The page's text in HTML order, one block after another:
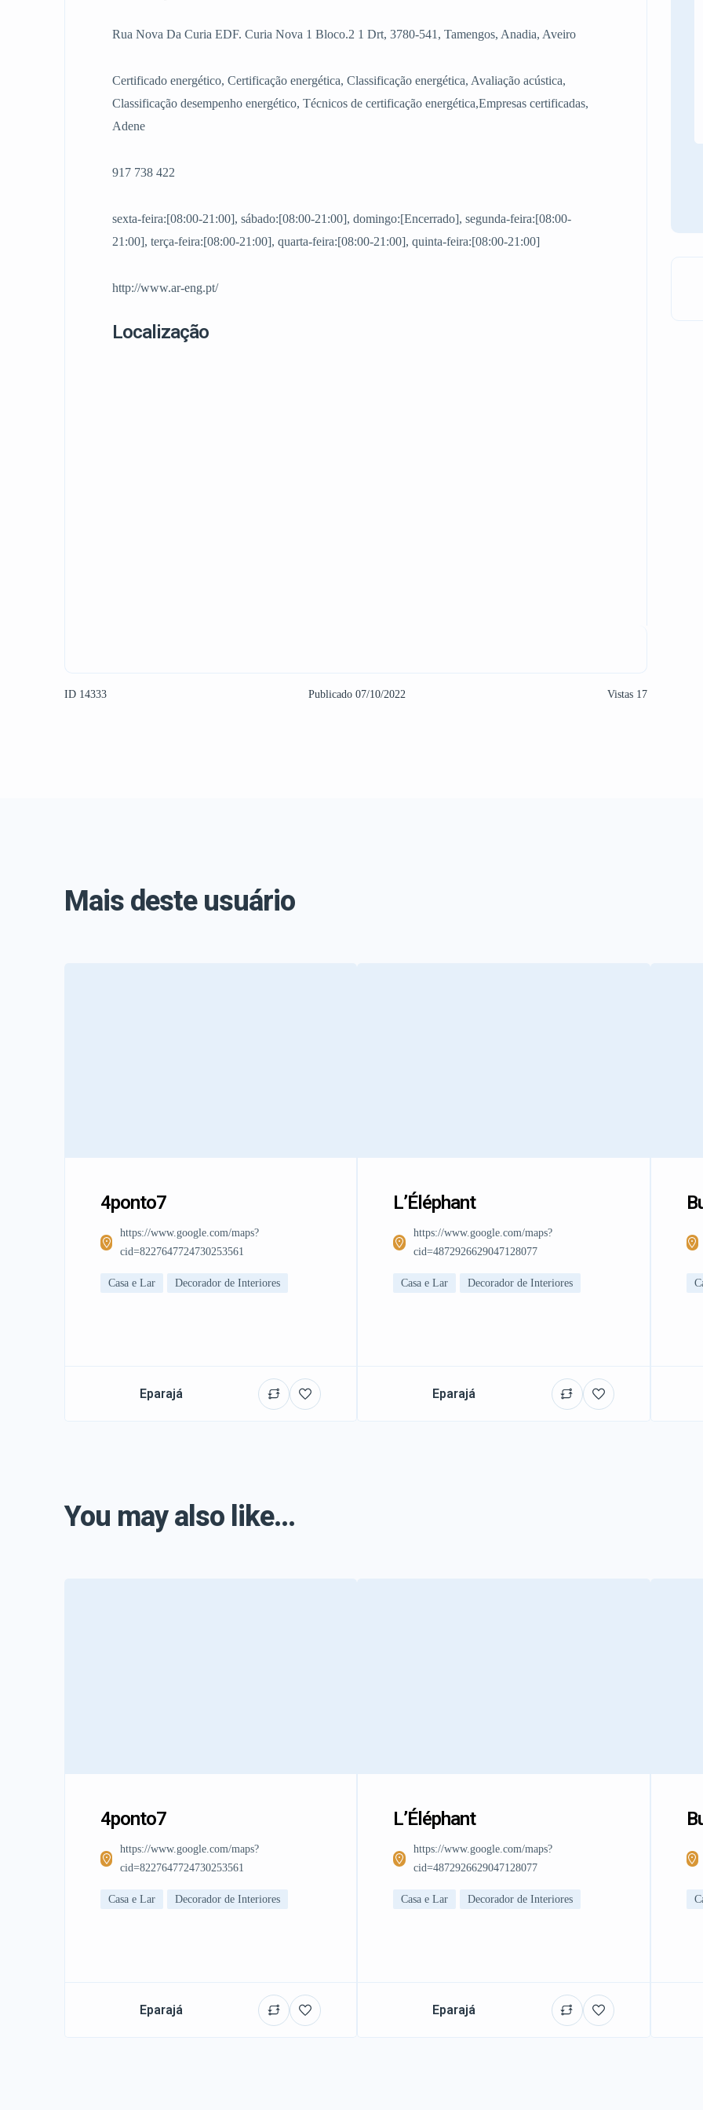
Rua Nova Da Curia EDF. Curia Nova 1 Bloco.2 1 Drt, 3780-541, Tamengos, Anadia, Aveiro
Certificado energético, Certificação energética, Classificação energética, Avaliação acústica,
Classificação desempenho energético, Técnicos de certificação energética,Empresas certificadas,
Adene
917 738 422
sexta-feira:[08:00-21:00], sábado:[08:00-21:00], domingo:[Encerrado], segunda-feira:[08:00-
21:00], terça-feira:[08:00-21:00], quarta-feira:[08:00-21:00], quinta-feira:[08:00-21:00]
http://www.ar-eng.pt/
Localização
ID 14333 Publicado 07/10/2022 Vistas 17
Mais deste usuário
4ponto7
https://www.google.com/maps?
cid=8227647724730253561
Casa e Lar Decorador de Interiores
Eparajá
L’Éléphant
https://www.google.com/maps?
cid=4872926629047128077
Casa e Lar Decorador de Interiores
Eparajá
You may also like...
4ponto7
https://www.google.com/maps?
cid=8227647724730253561
Casa e Lar Decorador de Interiores
Eparajá
L’Éléphant
https://www.google.com/maps?
cid=4872926629047128077
Casa e Lar Decorador de Interiores
Eparajá